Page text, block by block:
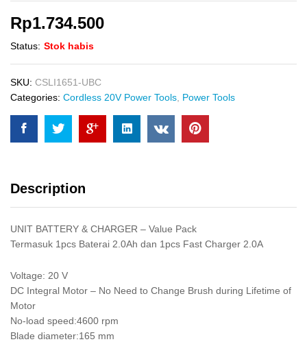
Rp1.734.500
Status: Stok habis
SKU: CSLI1651-UBC
Categories: Cordless 20V Power Tools Power Tools
Description
UNIT BATTERY & CHARGER – Value Pack
Termasuk 1pcs Baterai 2.0Ah dan 1pcs Fast Charger 2.0A
Voltage: 20 V
DC Integral Motor – No Need to Change Brush during Lifetime of
Motor
No-load speed:4600 rpm
Blade diameter:165 mm